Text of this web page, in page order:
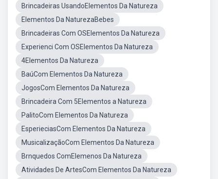
Brincadeiras UsandoElementos Da Natureza
Elementos Da NaturezaBebes
Brincadeiras Com OSElementos Da Natureza
Experienci Com OSElementos Da Natureza
4Elementos Da Natureza
BaúCom Elementos Da Natureza
JogosCom Elementos Da Natureza
Brincadeira Com 5Elementos a Natureza
PalitoCom Elementos Da Natureza
EsperieciasCom Elementos Da Natureza
MusicalizaçãoCom Elementos Da Natureza
Brnquedos ComElemenos Da Natureza
Atividades De ArtesCom Elementos Da Natureza